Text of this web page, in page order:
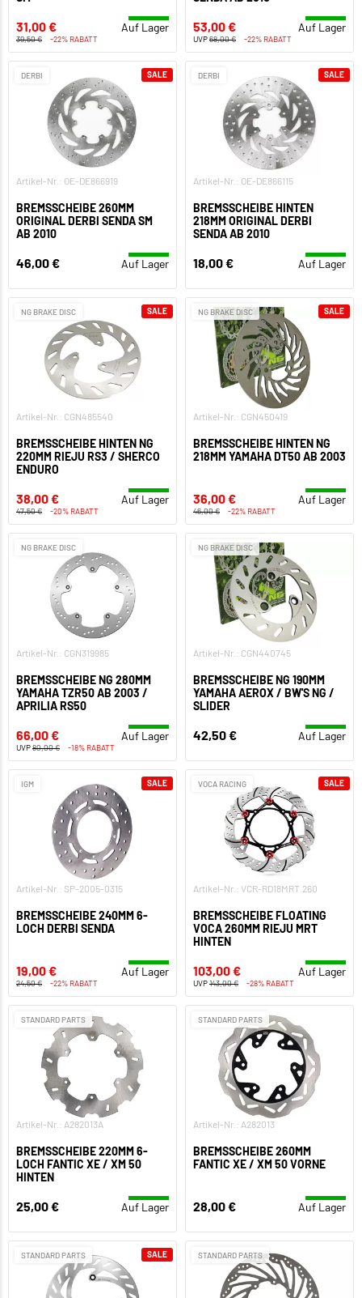
31,00 € Auf Lager
39,50 € -22% RABATT
53,00 € Auf Lager
UVP68,00 € -22% RABATT
DERBI
Artikel-Nr.: OE-DE866919
BREMSSCHEIBE 260MM
ORIGINAL DERBI SENDA SM
AB 2010
46,00 € Auf Lager
SALE DERBI
Artikel-Nr.: OE-DE866115
BREMSSCHEIBE HINTEN
218MM ORIGINAL DERBI
SENDA AB 2010
18,00 € Auf Lager
SALE
NG BRAKE DISC
Artikel-Nr.: CGN485540
BREMSSCHEIBE HINTEN NG
220MM RIEJU RS3 / SHERCO
ENDURO
38,00 € Auf Lager
47,50 € -20% RABATT
SALE NG BRAKE DISC
Artikel-Nr.: CGN450419
BREMSSCHEIBE HINTEN NG
218MM YAMAHA DT50 AB 2003
36,00 € Auf Lager
46,00 € -22% RABATT
SALE
NG BRAKE DISC
Artikel-Nr.: CGN319985
BREMSSCHEIBE NG 280MM
YAMAHA TZR50 AB 2003 /
APRILIA RS50
66,00 € Auf Lager
UVP80,00 € -18% RABATT
NG BRAKE DISC
Artikel-Nr.: CGN440745
BREMSSCHEIBE NG 190MM
YAMAHA AEROX / BW'S NG /
SLIDER
42,50 € Auf Lager
IGM
Artikel-Nr.: SP-2005-0315
BREMSSCHEIBE 240MM 6-
LOCH DERBI SENDA
19,00 € Auf Lager
24,50 € -22% RABATT
SALE VOCA RACING
Artikel-Nr.: VCR-RD18MRT.260
BREMSSCHEIBE FLOATING
VOCA 260MM RIEJU MRT
HINTEN
103,00 € Auf Lager
UVP143,00 € -28% RABATT
SALE
STANDARD PARTS
Artikel-Nr.: A282013A
BREMSSCHEIBE 220MM 6-
LOCH FANTIC XE / XM 50
HINTEN
25,00 € Auf Lager
STANDARD PARTS
Artikel-Nr.: A282013
BREMSSCHEIBE 260MM
FANTIC XE / XM 50 VORNE
28,00 € Auf Lager
STANDARD PARTS SALE STANDARD PARTS